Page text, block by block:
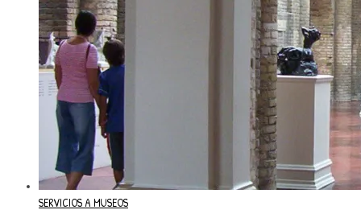
SERVICIOS A MUSEOS